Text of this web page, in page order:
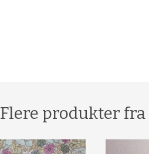
Flere produkter fra